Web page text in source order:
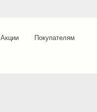
Акции Покупателям